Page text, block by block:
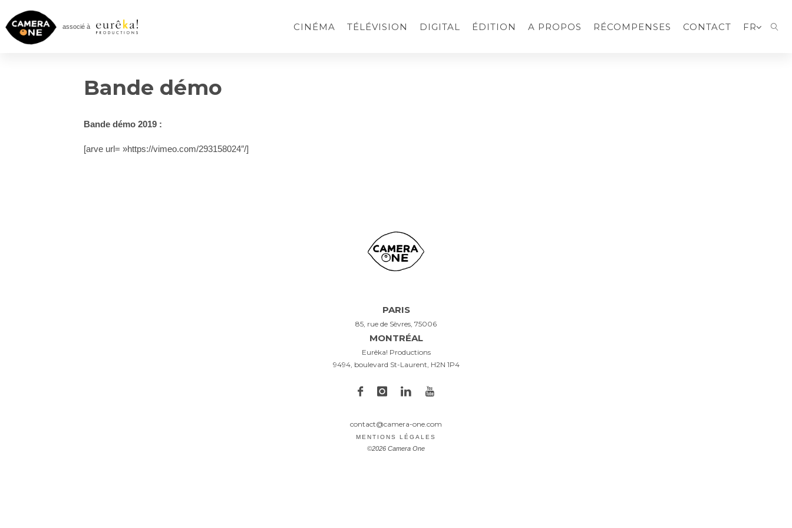
to
content
associé à CINÉMA TÉLÉVISION DIGITAL ÉDITION A PROPOS RÉCOMPENSES CONTACT FR
Bande démo
Bande démo 2019 :
[arve url= »https://vimeo.com/293158024″/]
PARIS
85, rue de Sèvres, 75006
MONTRÉAL
Eurêka! Productions
9494, boulevard St-Laurent, H2N 1P4
contact@camera-one.com
MENTIONS LÉGALES
©2026 Camera One